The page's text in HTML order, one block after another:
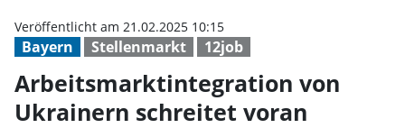
Bayern Stellenmarkt 12job
Veröffentlicht am 21.02.2025 10:15
Arbeitsmarktintegration von
Ukrainern schreitet voran